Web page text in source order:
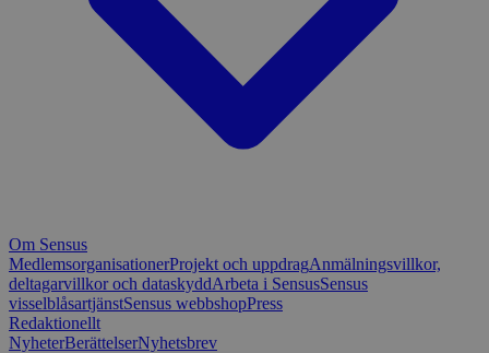
Om Sensus
MedlemsorganisationerProjekt och uppdragAnmälningsvillkor,
deltagarvillkor och dataskyddArbeta i SensusSensus
visselblåsartjänstSensus webbshopPress
Redaktionellt
NyheterBerättelserNyhetsbrev